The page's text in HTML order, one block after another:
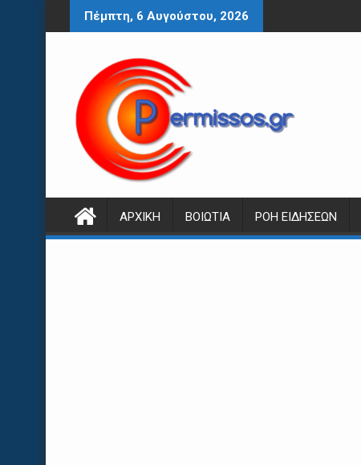
Περάστε
στο
Πέμπτη, 6 Αυγούστου, 2026
ΑΡΧΙΚΉ ΒΟΙΩΤΊΑ ΡΟΉ ΕΙΔΉΣΕΩΝ